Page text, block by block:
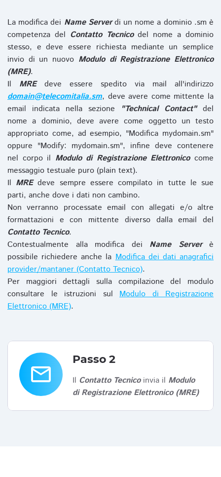
La modifica dei Name Serverdi un nome a dominio .sm è
competenza del Contatto Tecnicodel nome a dominio
stesso, e deve essere richiesta mediante un semplice
invio di un nuovo Modulo di Registrazione Elettronico
(MRE).
Il MREdeve essere spedito via mail all'indirizzo
domain@telecomitalia.sm, deve avere come mittente la
email indicata nella sezione
"Technical Contact"del
nome a dominio, deve avere come oggetto un testo
appropriato come, ad esempio, "Modifica mydomain.sm"
oppure "Modify: mydomain.sm", infine deve contenere
nel corpo il Modulo di Registrazione Elettronicocome
messaggio testuale puro (plain text).
Il MREdeve sempre essere compilato in tutte le sue
parti, anche dove i dati non cambino.
Non verranno processate email con allegati e/o altre
formattazioni e con mittente diverso dalla email del
Contatto Tecnico.
Contestualmente alla modifica dei Name Serverè
possibile richiedere anche laModifica dei dati anagrafici
provider/mantaner (Contatto Tecnico).
Per maggiori dettagli sulla compilazione del modulo
consultare le istruzioni sul Modulo di Registrazione
Elettronico (MRE).
email
Passo 2
Il Contatto Tecnicoinvia il Modulo
di Registrazione Elettronico (MRE)